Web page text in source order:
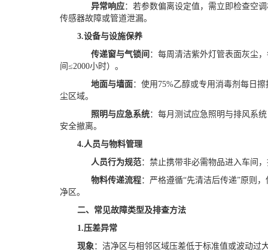
异常响应：若参数偏离设定值，需立即检查空
传感器故障或管道泄漏。
3.设备与设施保养
传递窗与气锁间 ：每周清洁紫外灯管表面灰尘
间 ≤2000小时）。
地面与墙面 ：使用 75%乙醇或专用消毒剂每日
尘区域。
照明与应急系统：每月测试应急照明与排风系
安全撤离。
4.人员与物料管理
人员行为规范：禁止携带非必需物品进入车间
物料传递流程：严格遵循“先清洁后传递”原则
净区。
二、常见故障类型及排查方法
1.压差异常
现象：洁净区与相邻区域压差低于标准值或波动过